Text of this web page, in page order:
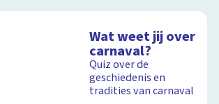
Wat weet jij over
carnaval?
Quiz over de
geschiedenis en
tradities van carnaval